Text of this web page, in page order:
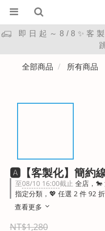
即日起～8/8✨客
全部商品 所有商品
🅰︎【客製化】簡約
至08/10 16:00截止 全店，🐎
指定分類，💖 任選 2 件 92 折
查看更多
NT$1,280